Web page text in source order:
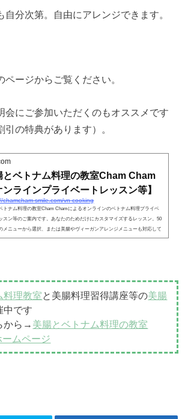
自分次第。自由にアレンジできます。
ページからご覧ください。
会にご参加いただくのもオススメです
引の特典があります）。
とベトナム料理の教室Cham Cham
ンラインプライベートレッスン等】
chamcham-smile.com/vn-cooking
トナム料理の教室Cham Chamによるオンラインのベトナム料理プライベ
スン等のご案内です。あなたのためだけにカスタマイズするレッスン。50
メニューから選択、または美腸やヴィーガンアレンジメニューも対応して
その他、フォーやバインミーを作るレッスン等も開催しています。
料理教室と美腸料理習得講座等の美腸
中です
から→ 美腸とベトナム料理の教室
ムページ